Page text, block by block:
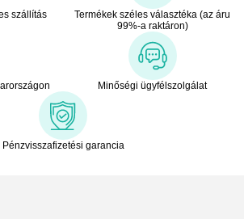
szállítás
Termékek széles választéka (az áru
99%-a raktáron)
Minőségi ügyfélszolgálat
Pénzvisszafizetési garancia